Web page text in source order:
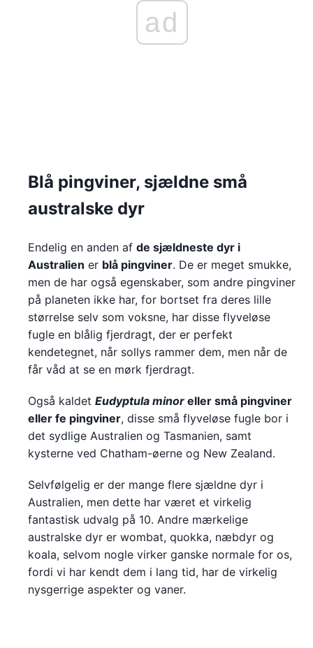
ad
Blå pingviner, sjældne små
australske dyr
Endelig en anden af de sjældneste dyr i
Australien er blå pingviner. De er meget smukke,
men de har også egenskaber, som andre pingviner
på planeten ikke har, for bortset fra deres lille
størrelse selv som voksne, har disse flyveløse
fugle en blålig fjerdragt, der er perfekt
kendetegnet, når sollys rammer dem, men når de
får våd at se en mørk fjerdragt.
Også kaldet Eudyptula minor eller små pingviner
eller fe pingviner, disse små flyveløse fugle bor i
det sydlige Australien og Tasmanien, samt
kysterne ved Chatham-øerne og New Zealand.
Selvfølgelig er der mange flere sjældne dyr i
Australien, men dette har været et virkelig
fantastisk udvalg på 10. Andre mærkelige
australske dyr er wombat, quokka, næbdyr og
koala, selvom nogle virker ganske normale for os,
fordi vi har kendt dem i lang tid, har de virkelig
nysgerrige aspekter og vaner.